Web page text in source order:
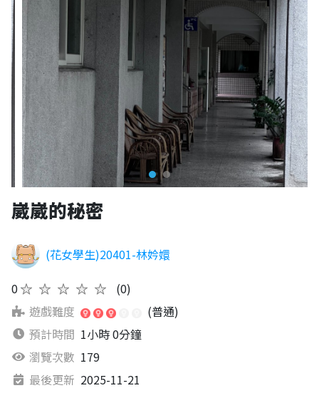
崴崴的秘密
(花女學生)20401-林妗嬛
0★★★★★
(0)
遊戲難度
(普通)
預計時間 1小時 0分鐘
瀏覽次數 179
最後更新 2025-11-21